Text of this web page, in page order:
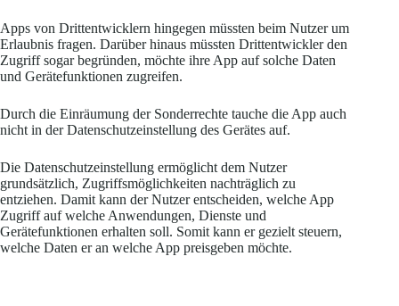
Apps von Drittentwicklern hingegen müssten beim Nutzer um
Erlaubnis fragen. Darüber hinaus müssten Drittentwickler den
Zugriff sogar begründen, möchte ihre App auf solche Daten
und Gerätefunktionen zugreifen.
Durch die Einräumung der Sonderrechte tauche die App auch
nicht in der Datenschutzeinstellung des Gerätes auf.
Die Datenschutzeinstellung ermöglicht dem Nutzer
grundsätzlich, Zugriffsmöglichkeiten nachträglich zu
entziehen. Damit kann der Nutzer entscheiden, welche App
Zugriff auf welche Anwendungen, Dienste und
Gerätefunktionen erhalten soll. Somit kann er gezielt steuern,
welche Daten er an welche App preisgeben möchte.